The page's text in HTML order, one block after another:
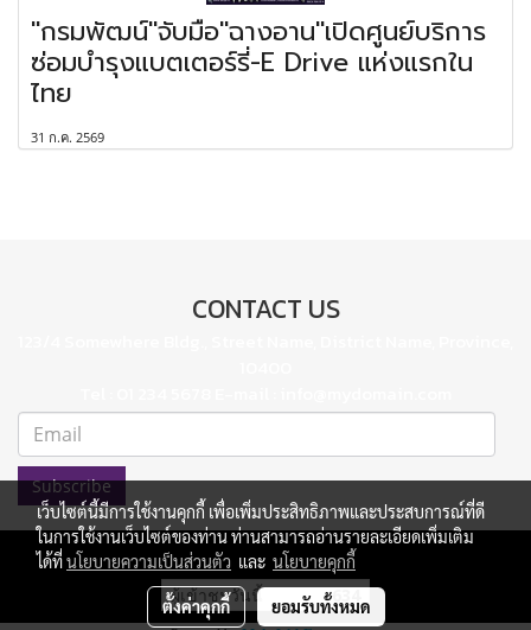
"กรมพัฒน์"จับมือ"ฉางอาน"เปิดศูนย์บริการ
ซ่อมบำรุงแบตเตอร์รี่-E Drive แห่งแรกใน
ไทย
31 ก.ค. 2569
CONTACT US
Subscribe
ผู้เข้าชมวันนี้ 634
เว็บไซต์นี้มีการใช้งานคุกกี้ เพื่อเพิ่มประสิทธิภาพและประสบการณ์ที่ดี
ในการใช้งานเว็บไซต์ของท่าน ท่านสามารถอ่านรายละเอียดเพิ่มเติม
ได้ที่นโยบายความเป็นส่วนตัว และ นโยบายคุกกี้
ตั้งค่าคุกกี้ ยอมรับทั้งหมด